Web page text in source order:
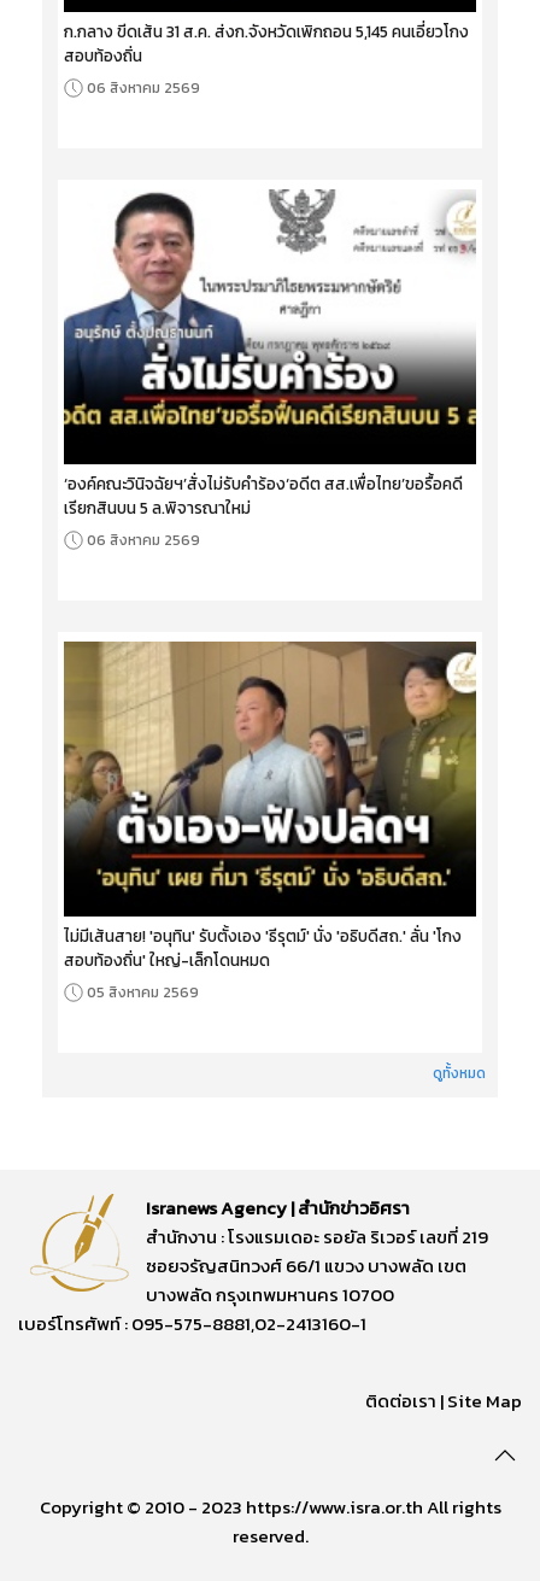
ก.กลาง ขีดเส้น 31 ส.ค. ส่งก.จังหวัดเพิกถอน 5,145 คนเอี่ยวโกง
สอบท้องถิ่น
06 สิงหาคม 2569
‘องค์คณะวินิจฉัยฯ’สั่งไม่รับคำร้อง‘อดีต สส.เพื่อไทย’ขอรื้อคดี
เรียกสินบน 5 ล.พิจารณาใหม่
06 สิงหาคม 2569
ไม่มีเส้นสาย! 'อนุทิน' รับตั้งเอง 'ธีรุตม์' นั่ง 'อธิบดีสถ.' ลั่น 'โกง
สอบท้องถิ่น' ใหญ่-เล็กโดนหมด
05 สิงหาคม 2569
ดูทั้งหมด
Isranews Agency | สำนักข่าวอิศรา
สำนักงาน : โรงแรมเดอะ รอยัล ริเวอร์ เลขที่ 219
ซอยจรัญสนิทวงศ์ 66/1 แขวง บางพลัด เขต
บางพลัด กรุงเทพมหานคร 10700
เบอร์โทรศัพท์ : 095-575-8881,02-2413160-1
ติดต่อเรา |Site Map
Copyright © 2010 - 2023 https://www.isra.or.th All rights
reserved.